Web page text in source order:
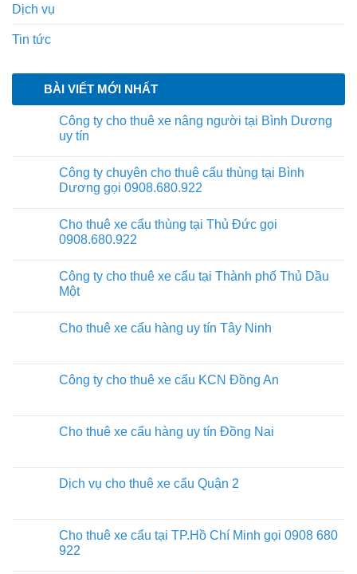
Dịch vụ
Tin tức
BÀI VIẾT MỚI NHẤT
Công ty cho thuê xe nâng người tại Bình Dương
uy tín
Công ty chuyên cho thuê cẩu thùng tại Bình
Dương gọi 0908.680.922
Cho thuê xe cẩu thùng tại Thủ Đức gọi
0908.680.922
Công ty cho thuê xe cẩu tại Thành phố Thủ Dầu
Một
Cho thuê xe cẩu hàng uy tín Tây Ninh
Công ty cho thuê xe cẩu KCN Đồng An
Cho thuê xe cẩu hàng uy tín Đồng Nai
Dịch vụ cho thuê xe cẩu Quận 2
Cho thuê xe cẩu tại TP.Hồ Chí Minh gọi 0908 680
922